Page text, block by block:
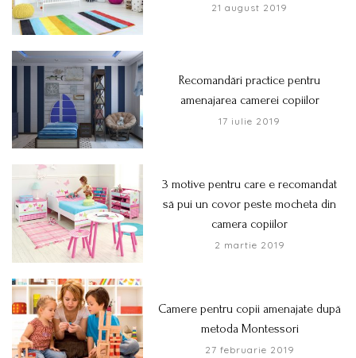
21 august 2019
Recomandări practice pentru
amenajarea camerei copiilor
17 iulie 2019
3 motive pentru care e recomandat
să pui un covor peste mocheta din
camera copiilor
2 martie 2019
Camere pentru copii amenajate după
metoda Montessori
27 februarie 2019